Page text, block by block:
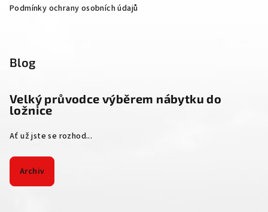
Podmínky ochrany osobních údajů
Blog
Velký průvodce výběrem nábytku do
ložnice
Ať už jste se rozhod...
Archiv